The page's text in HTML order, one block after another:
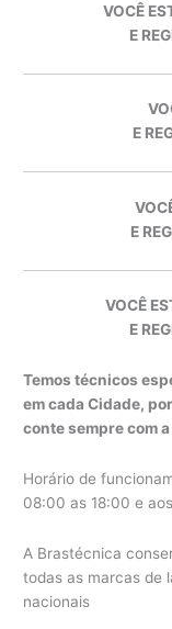
VOCÊ
E
E
E
VOCÊ
E
Temos técnicos
em cada Cidade,
conte sempre com
Horário de
08:00 as 18:00 e
A Brastécnica
todas as marcas de
nacionais